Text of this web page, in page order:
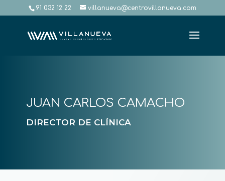
91 032 12 22 villanueva@centrovillanueva.com
JUAN CARLOS CAMACHO
DIRECTOR DE CLÍNICA